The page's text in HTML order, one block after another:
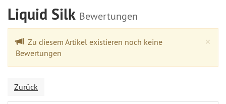
Liquid Silk Bewertungen
×
Zu diesem Artikel existieren noch keine
Bewertungen
Zurück